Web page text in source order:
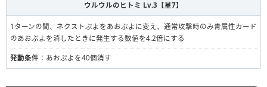
ウルウルのヒトミ Lv.3【星7】
1ターンの間、ネクストぷよをあおぷよに変え、通常攻撃時のみ青属性カード
のあおぷよを消したときに発生する数値を4.2倍にする
発動条件 ：あおぷよを40個消す